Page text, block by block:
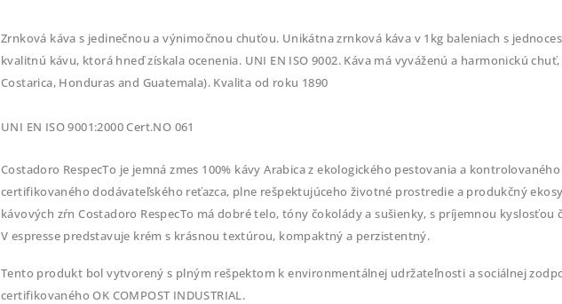
Zrnková káva s jedinečnou a výnimočnou chuťou. Unikátna zrnková káva v 1kg baleniach s
kvalitnú kávu, ktorá hneď získala ocenenia. UNI EN ISO 9002. Káva má vyváženú a harmonickú
Costarica, Honduras and Guatemala). Kvalita od roku 1890
UNI EN ISO 9001:2000 Cert.NO 061
Costadoro RespecTo je jemná zmes 100% kávy Arabica z ekologického pestovania a
certifikovaného dodávateľského reťazca, plne rešpektujúceho životné prostredie a produkčný
kávových zŕn Costadoro RespecTo má dobré telo, tóny čokolády a sušienky, s príjemnou kyslosťou
V espresse predstavuje krém s krásnou textúrou, kompaktný a perzistentný.
Tento produkt bol vytvorený s plným rešpektom k environmentálnej udržateľnosti a sociálnej
certifikovaného OK COMPOST INDUSTRIAL.